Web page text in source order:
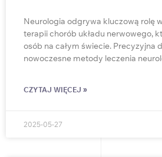
Neurologia odgrywa kluczową rolę
terapii chorób układu nerwowego,
osób na całym świecie. Precyzyjna
nowoczesne metody leczenia
CZYTAJ WIĘCEJ »
2025-05-27